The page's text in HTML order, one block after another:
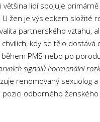
většina lidí spojuje
žen je výsledkem složité
partnerského vztahu,
chvílích, kdy se tělo
PMS nebo po
signálů hormonální
renomovaný sexuolog a
odborného